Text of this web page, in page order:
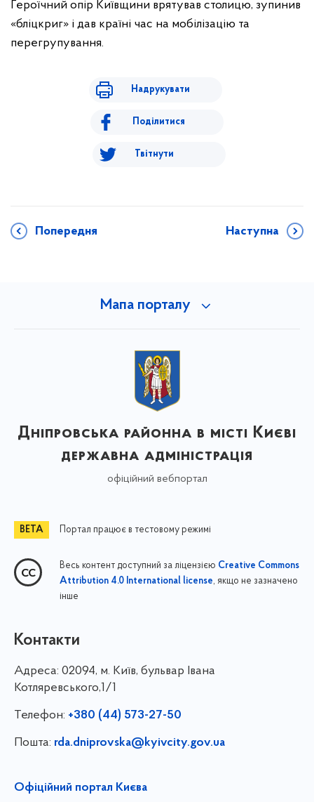
Героїчний опір Київщини врятував столицю, зупинив
«бліцкриг» і дав країні час на мобілізацію та
перегрупування.
Надрукувати
Поділитися
Твітнути
Попередня Наступна
Мапа порталу
Дніпровська районна в місті Києві
державна адміністрація
офіційний вебпортал
Портал працює в тестовому режимі
Весь контент доступний за ліцензією Creative Commons
Attribution 4.0 International license, якщо не зазначено
інше
Контакти
Адреса: 02094, м. Київ, бульвар Івана
Котляревського,1/1
Телефон: +380 (44) 573-27-50
Пошта: rda.dniprovska@kyivcity.gov.ua
Офіційний портал Києва